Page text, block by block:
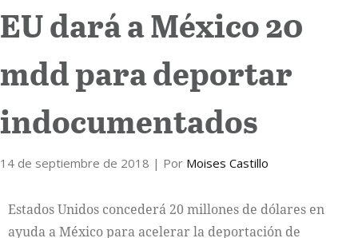
Colaboradores
Internacional
Cultura
EU dará a México 20
mdd para deportar
indocumentados
14 de septiembre de 2018 | Por Moises Castillo
Estados Unidos concederá 20 millones de dólares en
ayuda a México para acelerar la deportación de